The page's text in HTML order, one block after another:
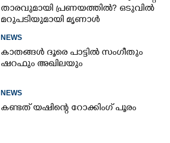
താരവുമായി പ്രണയത്തിൽ? ഒടുവിൽ
മറുപടിയുമായി മൃണാൾ
NEWS
കാതങ്ങൾ ദൂരെ പാട്ടിൽ സംഗീതും
ഷറഫും അഖിലയും
NEWS
കണ്ടത് യഷിന്റെ റോക്കിംഗ് പൂരം